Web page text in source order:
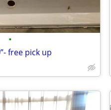
•
free pick up